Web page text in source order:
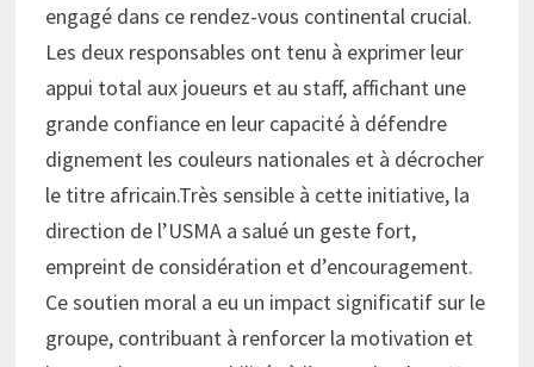
engagé dans ce rendez-vous continental crucial.
Les deux responsables ont tenu à exprimer leur
appui total aux joueurs et au staff, affichant une
grande confiance en leur capacité à défendre
dignement les couleurs nationales et à décrocher
le titre africain.Très sensible à cette initiative, la
direction de l’USMA a salué un geste fort,
empreint de considération et d’encouragement.
Ce soutien moral a eu un impact significatif sur le
groupe, contribuant à renforcer la motivation et